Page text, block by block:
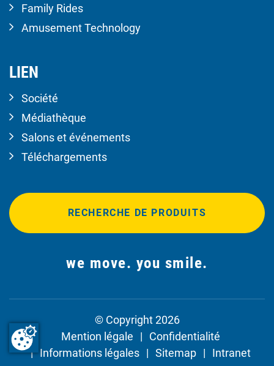
Family Rides
Amusement Technology
LIEN
Société
Médiathèque
Salons et événements
Téléchargements
RECHERCHE DE PRODUITS
we move. you smile.
© Copyright 2026
Mention légale
Confidentialité
Informations légales
Sitemap Intranet